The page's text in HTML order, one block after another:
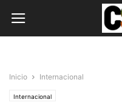
Inicio Internacional
Internacional